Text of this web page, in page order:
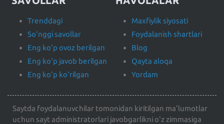
Trenddagi
So'nggi savollar
Eng ko'p ovoz berilgan
Eng ko'p javob berilgan
Eng ko'p ko'rilgan
Maxfiylik siyosati
Foydalanish shartlari
Blog
Qayta aloqa
Yordam
Saytda foydalanuvchilar tomonidan kiritilgan ma'lumotlar
uchun sayt administratorlari javobgarlikni o'z zimmasiga